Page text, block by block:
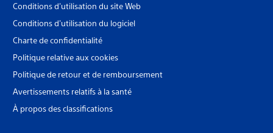
Conditions d'utilisation du site Web
Conditions d'utilisation du logiciel
Charte de confidentialité
Politique relative aux cookies
Politique de retour et de remboursement
Avertissements relatifs à la santé
À propos des classifications